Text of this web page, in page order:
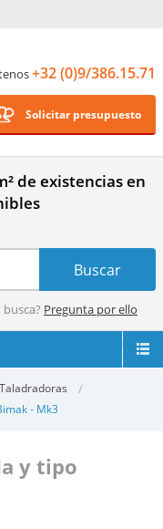
+32 (0)9/386.15.71
Solicitar presupuesto
de existencias en
Pregunta por ello
Taladradoras
- Mk3
y tipo